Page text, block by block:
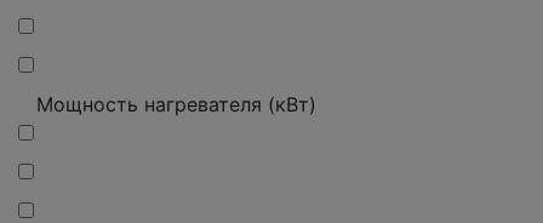
Мощность нагревателя (кВт)